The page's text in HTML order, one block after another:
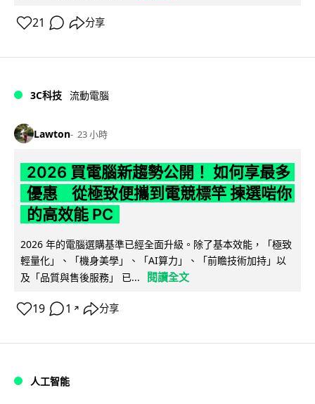
21 分享
3C科技 流動電腦
Lawton 23 小時
2026 買電腦新趨勢公開！ 如何享最多
優惠 從極致便攜到電競標竿 揀選啱你
的高效能 PC
2026 年的電腦選購基準已經全面升級。除了基本效能，「極致
輕量化」、「機身美學」、「AI算力」、「前瞻技術加持」以
及「品質與售後服務」 已...
閱讀全文
19 1 ↗ 分享
人工智能